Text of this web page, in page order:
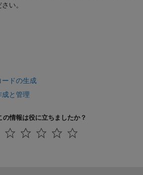
い。
ードの生成
成と管理
の情報は役に立ちましたか？